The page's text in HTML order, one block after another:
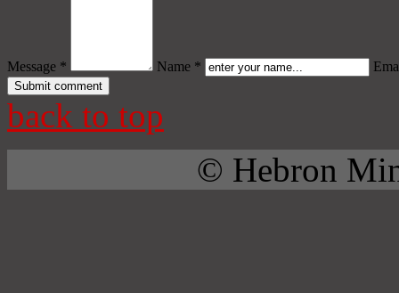
Message * Name *
back to top
© Hebron